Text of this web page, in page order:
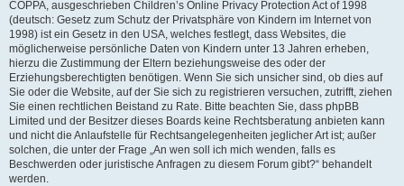
COPPA, ausgeschrieben Children’s Online Privacy Protection Act of 1998
(deutsch: Gesetz zum Schutz der Privatsphäre von Kindern im Internet von
1998) ist ein Gesetz in den USA, welches festlegt, dass Websites, die
möglicherweise persönliche Daten von Kindern unter 13 Jahren erheben,
hierzu die Zustimmung der Eltern beziehungsweise des oder der
Erziehungsberechtigten benötigen. Wenn Sie sich unsicher sind, ob dies auf
Sie oder die Website, auf der Sie sich zu registrieren versuchen, zutrifft, ziehen
Sie einen rechtlichen Beistand zu Rate. Bitte beachten Sie, dass phpBB
Limited und der Besitzer dieses Boards keine Rechtsberatung anbieten kann
und nicht die Anlaufstelle für Rechtsangelegenheiten jeglicher Art ist; außer
solchen, die unter der Frage „An wen soll ich mich wenden, falls es
Beschwerden oder juristische Anfragen zu diesem Forum gibt?“ behandelt
werden.